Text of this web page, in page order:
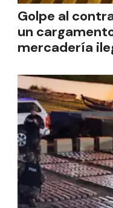
Golpe al
un
mercadería